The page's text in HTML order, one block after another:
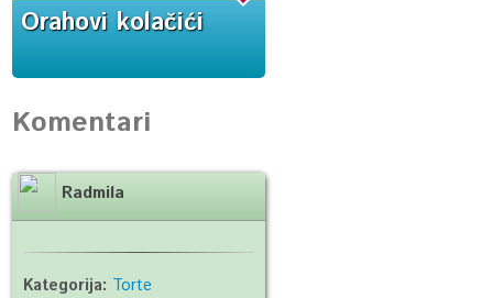
Orahovi kolačići
Komentari
Radmila
Kategorija: Torte